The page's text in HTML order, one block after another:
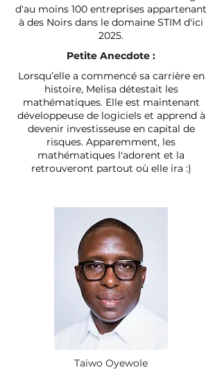
d'au moins 100 entreprises appartenant
à des Noirs dans le domaine STIM d'ici
2025.
Petite Anecdote :
Lorsqu’elle a commencé sa carrière en
histoire, Melisa détestait les
mathématiques. Elle est maintenant
développeuse de logiciels et apprend à
devenir investisseuse en capital de
risques. Apparemment, les
mathématiques l'adorent et la
retrouveront partout où elle ira :)
Taiwo Oyewole